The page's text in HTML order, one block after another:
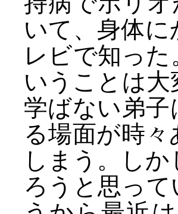
いて、身体
レビで知っ
いうことは
学ばない弟
る場面が時
しまう。し
ろうと思っ